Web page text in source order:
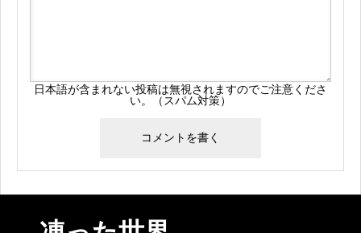
日本語が含まれない投稿は無視されますのでご注意くださ
い。（スパム対策）